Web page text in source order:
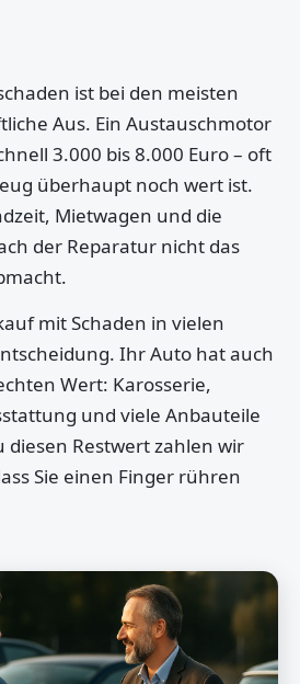
ist bei den meisten
Aus. Ein Austauschmotor
3.000 bis 8.000 Euro – oft
überhaupt noch wert ist.
Mietwagen und die
der Reparatur nicht das
mit Schaden in vielen
Ihr Auto hat auch
Wert: Karosserie,
und viele Anbauteile
diesen Restwert zahlen wir
Sie einen Finger rühren